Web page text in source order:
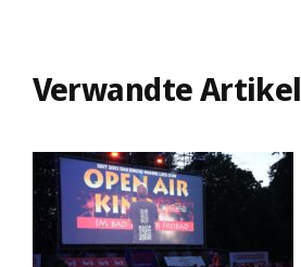
Verwandte Artikel